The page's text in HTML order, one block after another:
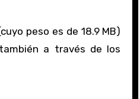
peso es de 18.9 MB)
a través de los